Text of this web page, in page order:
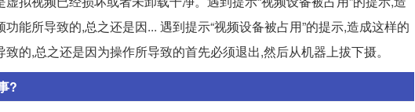
能所导致的,总之还是因... 遇到提示“视频设备被占用”的提示,造成这样的
的,总之还是因为操作所导致的首先必须退出,然后从机器上拔下摄。
?